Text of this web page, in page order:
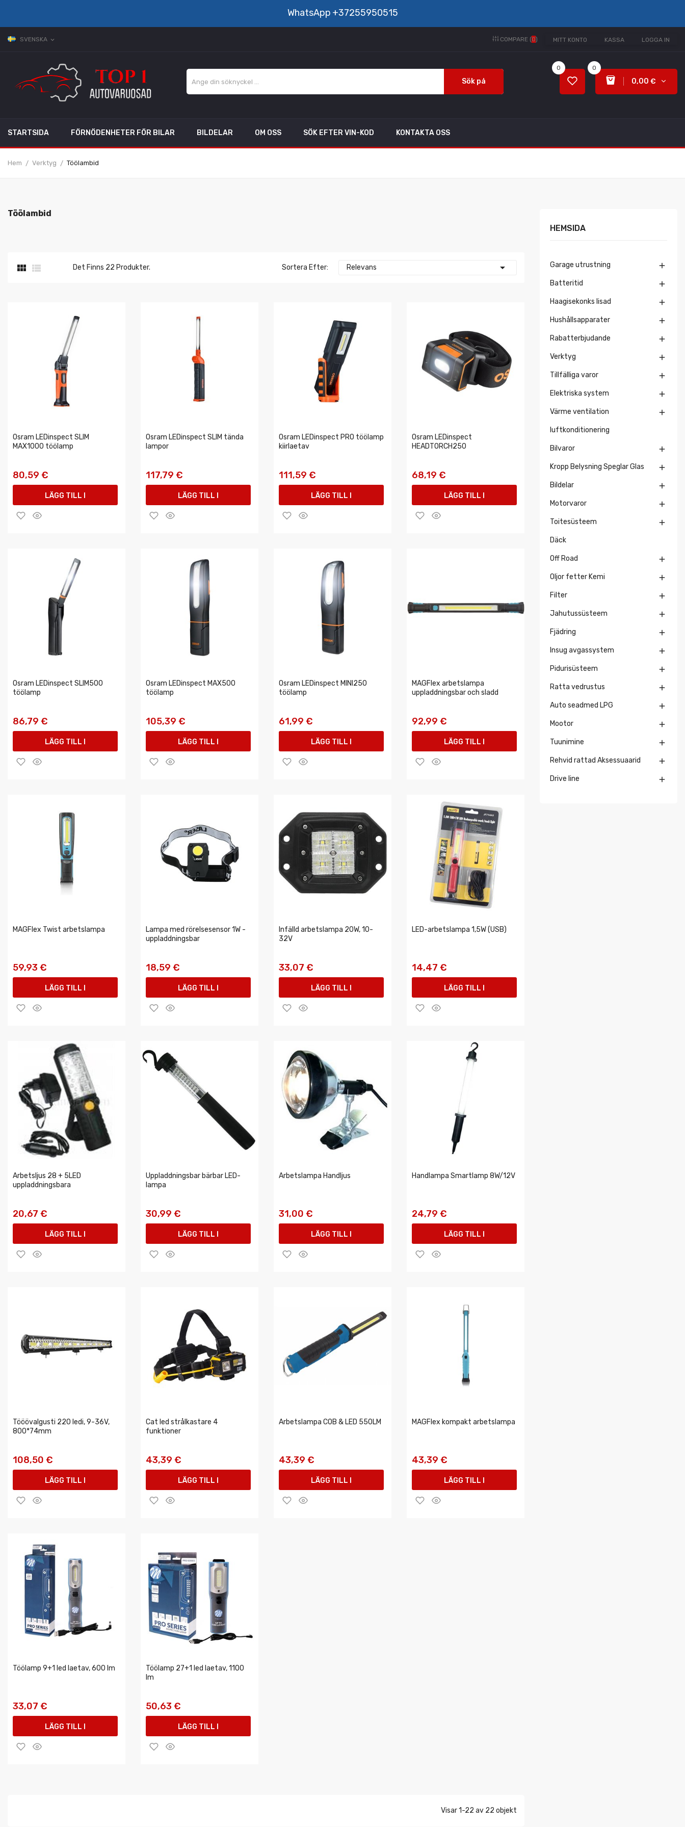
WhatsApp +37255950515
SVENSKA expand_more MITT KONTO KASSA LOGGA IN
COMPARE (0)
Sök på
0
0,00 €
0
STARTSIDA FÖRNÖDENHETER FÖR BILAR BILDELAR OM OSS SÖK EFTER VIN-KOD KONTAKTA OSS
Hem Verktyg Töölambid
Töölambid
  Det Finns 22 Produkter. Sortera Efter: Relevans 
Osram LEDinspect SLIM
MAX1000 töölamp
80,59 €
LÄGG TILL I
VARUKORGEN
Osram LEDinspect SLIM tända
lampor
117,79 €
LÄGG TILL I
VARUKORGEN
Osram LEDinspect PRO töölamp
kiirlaetav
111,59 €
LÄGG TILL I
VARUKORGEN
Osram LEDinspect
HEADTORCH250
68,19 €
LÄGG TILL I
VARUKORGEN
Osram LEDinspect SLIM500
töölamp
86,79 €
LÄGG TILL I
VARUKORGEN
Osram LEDinspect MAX500
töölamp
105,39 €
LÄGG TILL I
VARUKORGEN
Osram LEDinspect MINI250
töölamp
61,99 €
LÄGG TILL I
VARUKORGEN
MAGFlex arbetslampa
uppladdningsbar och sladd
92,99 €
LÄGG TILL I
VARUKORGEN
MAGFlex Twist arbetslampa
59,93 €
LÄGG TILL I
VARUKORGEN
Lampa med rörelsesensor 1W -
uppladdningsbar
18,59 €
LÄGG TILL I
VARUKORGEN
Infälld arbetslampa 20W, 10-
32V
33,07 €
LÄGG TILL I
VARUKORGEN
LED-arbetslampa 1,5W (USB)
14,47 €
LÄGG TILL I
VARUKORGEN
Arbetsljus 28 + 5LED
uppladdningsbara
20,67 €
LÄGG TILL I
VARUKORGEN
Uppladdningsbar bärbar LED-
lampa
30,99 €
LÄGG TILL I
VARUKORGEN
Arbetslampa Handljus
31,00 €
LÄGG TILL I
VARUKORGEN
Handlampa Smartlamp 8W/12V
24,79 €
LÄGG TILL I
VARUKORGEN
Tööövalgusti 220 ledi, 9-36V,
800*74mm
108,50 €
LÄGG TILL I
VARUKORGEN
Cat led strålkastare 4
funktioner
43,39 €
LÄGG TILL I
VARUKORGEN
Arbetslampa COB & LED 550LM
43,39 €
LÄGG TILL I
VARUKORGEN
MAGFlex kompakt arbetslampa
43,39 €
LÄGG TILL I
VARUKORGEN
Töölamp 9+1 led laetav, 600 lm
33,07 €
LÄGG TILL I
VARUKORGEN
Töölamp 27+1 led laetav, 1100
lm
50,63 €
LÄGG TILL I
VARUKORGEN
Visar 1-22 av 22 objekt
HEMSIDA
Garage utrustning 
Batteritid 
Haagisekonks lisad 
Hushållsapparater 
Rabatterbjudande 
Verktyg 
Tillfälliga varor 
Elektriska system 
Värme ventilation
luftkonditionering

Bilvaror 
Kropp Belysning Speglar Glas 
Bildelar 
Motorvaror 
Toitesüsteem 
Däck
Off Road 
Oljor fetter Kemi 
Filter 
Jahutussüsteem 
Fjädring 
Insug avgassystem 
Pidurisüsteem 
Ratta vedrustus 
Auto seadmed LPG 
Mootor 
Tuunimine 
Rehvid rattad Aksessuaarid 
Drive line 